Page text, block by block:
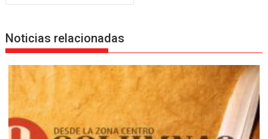
Noticias relacionadas